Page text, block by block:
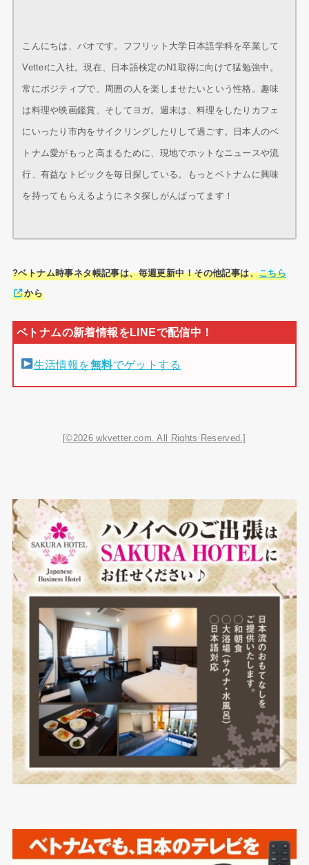
こんにちは、バオです。フフリット大学日本語学科を卒業して
Vetterに入社。現在、日本語検定のN1取得に向けて猛勉強中。
常にポジティブで、周囲の人を楽しませたいという性格。趣味
は料理や映画鑑賞、そしてヨガ。週末は、料理をしたりカフェ
にいったり市内をサイクリングしたりして過ごす。日本人のベ
トナム愛がもっと高まるために、現地でホットなニュースや流
行、有益なトピックを毎日探している。もっとベトナムに興味
を持ってもらえるようにネタ探しがんばってます！
?ベトナム時事ネタ帳記事は、毎週更新中！その他記事は、こちら
から
生活情報を無料でゲットする
[©2026 wkvetter.com. All Rights Reserved.]